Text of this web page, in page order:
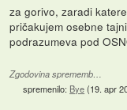
za gorivo, zaradi
pričakujem osebne
podrazumeva pod
Zgodovina sprememb…
spremenilo: Bye(19. apr